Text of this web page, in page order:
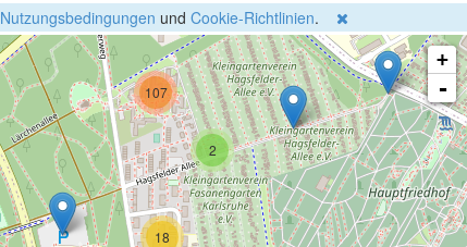
Nutzungsbedingungen und Cookie-Richtlinien.
2
107
18
+
-